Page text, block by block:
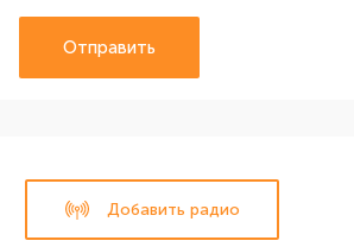
Отправить
Добавить радио